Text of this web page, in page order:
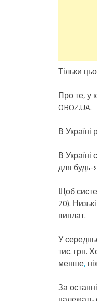
Тільки
Про те, у
OBOZ.UA.
В Україні
В
для будь-
Щоб
20).
виплат.
У
тис. грн.
менше,
За